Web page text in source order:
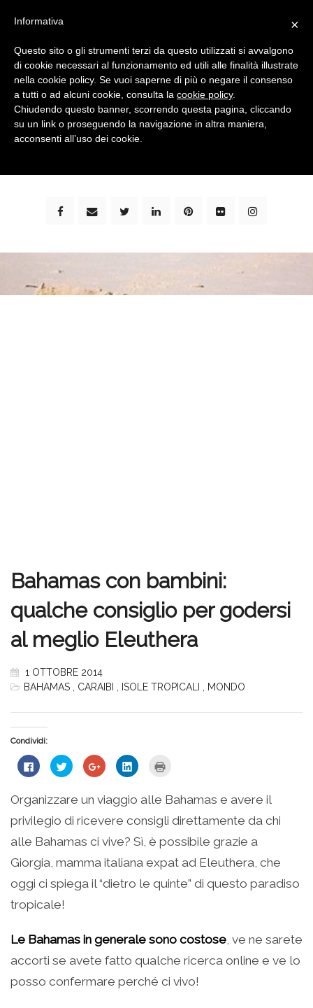
bimbi e viaggi - family travel blog: community #1 in
Bahamas con bambini:
qualche consiglio per godersi
al meglio Eleuthera
1 OTTOBRE 2014
BAHAMAS
CARAIBI ISOLE TROPICALI MONDO
Condividi:
Fai
clic
su
Facebook
apre
una
nuova
finestra)
Fai
clic
condividere
su
Twitter
(Si
in
una
finestra)
Fai
clic
condividere
su
(Si
in
una
nuova
finestra)
Fai
clic
condividere
su
LinkedIn
(Si
in
una
finestra)
stampare
(Si
apre
in
nuova
finestra)
Organizzare un viaggio alle Bahamas e avere il
privilegio di ricevere consigli direttamente da chi
alle Bahamas ci vive? Sì, è possibile grazie a
Giorgia, mamma italiana expat ad Eleuthera, che
oggi ci spiega il “dietro le quinte” di questo paradiso
tropicale!
Le Bahamas in generale sono costose , ve ne sarete
accorti se avete fatto qualche ricerca online e ve lo
posso confermare perché ci vivo!
×
Informativa
Questo sito o gli strumenti terzi da questo utilizzati si avvalgono
di cookie necessari al funzionamento ed utili alle finalità illustrate
nella cookie policy. Se vuoi saperne di più o negare il consenso
a tutti o ad alcuni cookie, consulta la cookie policy.
Chiudendo questo banner, scorrendo questa pagina, cliccando
su un link o proseguendo la navigazione in altra maniera,
acconsenti all’uso dei cookie.